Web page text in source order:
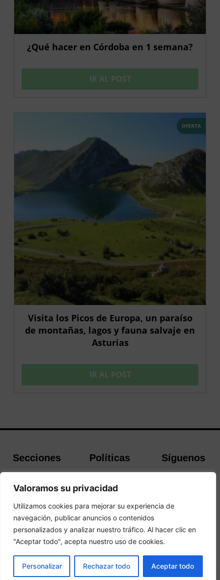
Valoramos su privacidad
Utilizamos cookies para mejorar su experiencia de
navegación, publicar anuncios o contenidos
personalizados y analizar nuestro tráfico. Al hacer clic en
"Aceptar todo", acepta nuestro uso de cookies.
Personalizar Rechazar todo Aceptar todo
RESERVAR
¿Qué hacer en Córdoba en 1 semana?
IR AL POST
OFERTA
Visita los Picos de Europa, un paraíso
de montañas, lagos y fauna salvaje en
Asturias
IR AL POST
Secciones
Buscador de
Guías de Viajes
Políticas
cookies
Política de
Privacidad
Síguenos
© 2026 Guias y Viajes. Todos los derechos reservados.